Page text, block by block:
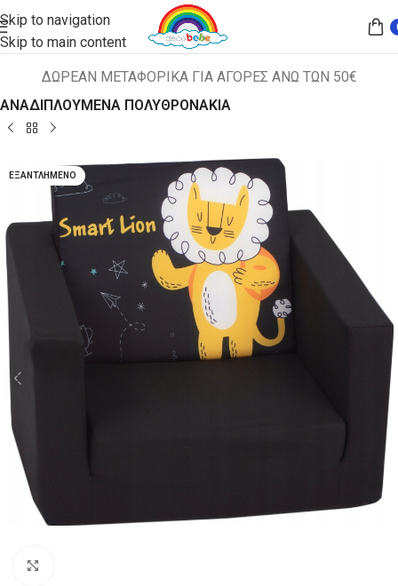
Skip to navigation
Skip to main content
ΔΩΡΕΑΝ ΜΕΤΑΦΟΡΙΚΑ ΓΙΑ ΑΓΟΡΕΣ ΑΝΩ ΤΩΝ 50€
Αρχική σελίδα ΠΑΙΔΙΚΑ ΚΑΘΙΣΜΑΤΑ
ΑΝΑΔΙΠΛΟΥΜΕΝΑ ΠΟΛΥΘΡΟΝΑΚΙΑ
ΕΞΑΝΤΛΗΜΈΝΟ